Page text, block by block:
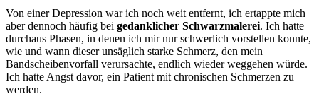
Von einer Depression war ich noch weit entfernt, ich ertappte mich
aber dennoch häufig bei gedanklicher Schwarzmalerei. Ich hatte
durchaus Phasen, in denen ich mir nur schwerlich vorstellen konnte,
wie und wann dieser unsäglich starke Schmerz, den mein
Bandscheibenvorfall verursachte, endlich wieder weggehen würde.
Ich hatte Angst davor, ein Patient mit chronischen Schmerzen zu
werden.